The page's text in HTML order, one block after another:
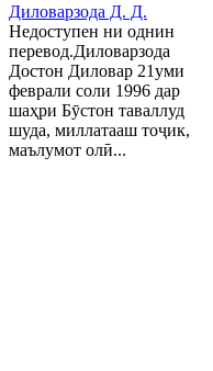
Диловарзода Д. Д.
Недоступен ни однин
перевод.Диловарзода
Достон Диловар 21уми
феврали соли 1996 дар
шаҳри Бӯстон таваллуд
шуда, миллатааш тоҷик,
маълумот олӣ...